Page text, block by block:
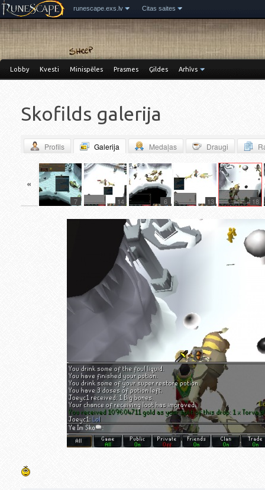
runescape.exs.lv Citas saites
Lobby Kvesti Minispēles Prasmes Ģildes Arhīvs
Skofilds galerija
Profils Galerija Medaļas Draugi
«
7 14 6 13 18